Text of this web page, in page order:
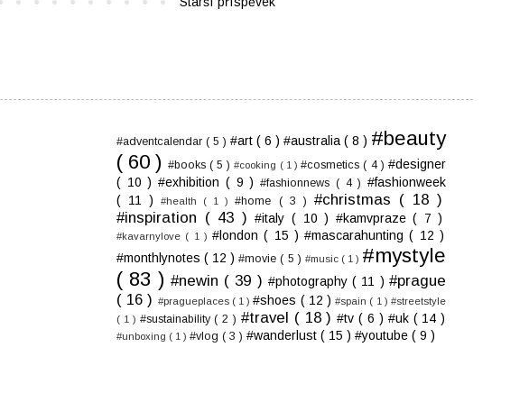
#adventcalendar ( 5 ) #art ( 6 ) #australia( 8 ) #beauty
( 60 ) #books ( 5 )#cooking ( 1 )#cosmetics( 4 )#designer
( 10 )#exhibition ( 9 )#fashionnews ( 4 )#fashionweek
( 11 )#health ( 1 )#home ( 3 ) #christmas ( 18 )
#inspiration ( 43 )#italy ( 10 ) #kamvpraze( 7 )
#kavarnylove ( 1 ) #london( 15 ) #mascarahunting( 12 )
#monthlynotes( 12 )#movie( 5 ) #music ( 1 ) #mystyle
( 83 ) #newin ( 39 ) #photography( 11 )#prague
( 16 ) #pragueplaces ( 1 )#shoes ( 12 )#spain ( 1 )#streetstyle
( 1 ) #sustainability( 2 ) #travel ( 18 )#tv( 6 ) #uk ( 14 )
#unboxing ( 1 ) #vlog ( 3 ) #wanderlust ( 15 ) #youtube ( 9 )